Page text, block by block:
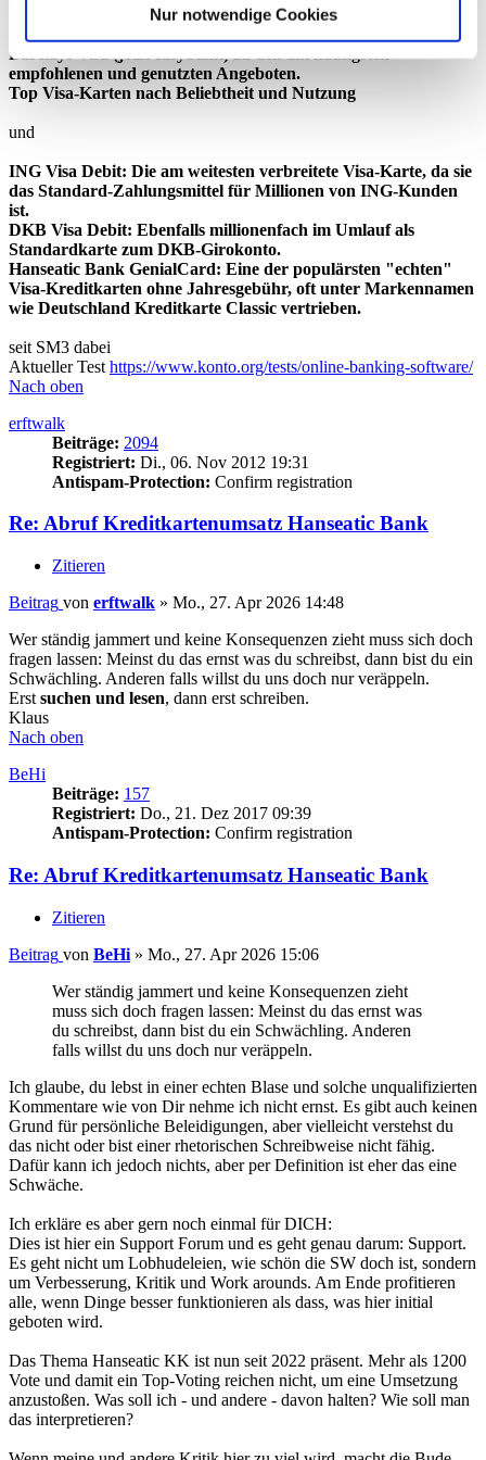
Nur notwendige Cookies
Bei den klassischen VISA-Kreditkarten (mit Kreditrahmen)
gehören Modelle wie die Hanseatic Bank GenialCard und die
Barclays Visa (jetzt easybank) zu den am häufigsten
empfohlenen und genutzten Angeboten.
Top Visa-Karten nach Beliebtheit und Nutzung
und
ING Visa Debit: Die am weitesten verbreitete Visa-Karte, da sie
das Standard-Zahlungsmittel für Millionen von ING-Kunden
ist.
DKB Visa Debit: Ebenfalls millionenfach im Umlauf als
Standardkarte zum DKB-Girokonto.
Hanseatic Bank GenialCard: Eine der populärsten "echten"
Visa-Kreditkarten ohne Jahresgebühr, oft unter Markennamen
wie Deutschland Kreditkarte Classic vertrieben.
seit SM3 dabei
Aktueller Test https://www.konto.org/tests/online-banking-software/
Nach oben
erftwalk
Beiträge: 2094
Registriert: Di., 06. Nov 2012 19:31
Antispam-Protection: Confirm registration
Re: Abruf Kreditkartenumsatz Hanseatic Bank
Zitieren
Beitrag von erftwalk » Mo., 27. Apr 2026 14:48
Wer ständig jammert und keine Konsequenzen zieht muss sich doch
fragen lassen: Meinst du das ernst was du schreibst, dann bist du ein
Schwächling. Anderen falls willst du uns doch nur veräppeln.
Erst suchen und lesen, dann erst schreiben.
Klaus
Nach oben
BeHi
Beiträge: 157
Registriert: Do., 21. Dez 2017 09:39
Antispam-Protection: Confirm registration
Re: Abruf Kreditkartenumsatz Hanseatic Bank
Zitieren
Beitrag von BeHi » Mo., 27. Apr 2026 15:06
Wer ständig jammert und keine Konsequenzen zieht
muss sich doch fragen lassen: Meinst du das ernst was
du schreibst, dann bist du ein Schwächling. Anderen
falls willst du uns doch nur veräppeln.
Ich glaube, du lebst in einer echten Blase und solche unqualifizierten
Kommentare wie von Dir nehme ich nicht ernst. Es gibt auch keinen
Grund für persönliche Beleidigungen, aber vielleicht verstehst du
das nicht oder bist einer rhetorischen Schreibweise nicht fähig.
Dafür kann ich jedoch nichts, aber per Definition ist eher das eine
Schwäche.
Ich erkläre es aber gern noch einmal für DICH:
Dies ist hier ein Support Forum und es geht genau darum: Support.
Es geht nicht um Lobhudeleien, wie schön die SW doch ist, sondern
um Verbesserung, Kritik und Work arounds. Am Ende profitieren
alle, wenn Dinge besser funktionieren als dass, was hier initial
geboten wird.
Das Thema Hanseatic KK ist nun seit 2022 präsent. Mehr als 1200
Vote und damit ein Top-Voting reichen nicht, um eine Umsetzung
anzustoßen. Was soll ich - und andere - davon halten? Wie soll man
das interpretieren?